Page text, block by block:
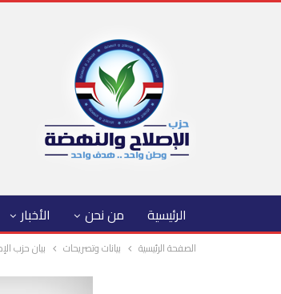
الرئيسية من نحن الأخبار
الصفحة الرئيسية بيانات وتصريحات بيان حزب